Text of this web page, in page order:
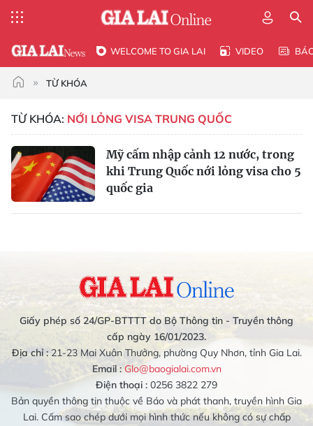
WELCOME TO GIA LAI VIDEO
TỪ KHÓA
TỪ KHÓA: NỚI LỎNG VISA TRUNG QUỐC
Mỹ cấm nhập cảnh 12 nước, trong
khi Trung Quốc nới lỏng visa cho 5
quốc gia
Giấy phép số 24/GP-BTTTT do Bộ Thông tin - Truyền thông
cấp ngày 16/01/2023.
Địa chỉ :21-23 Mai Xuân Thưởng, phường Quy Nhơn, tỉnh Gia Lai.
Email : Glo@baogialai.com.vn
Điện thoại : 0256 3822 279
Bản quyền thông tin thuộc về Báo và phát thanh, truyền hình Gia
Lai. Cấm sao chép dưới mọi hình thức nếu không có sự chấp